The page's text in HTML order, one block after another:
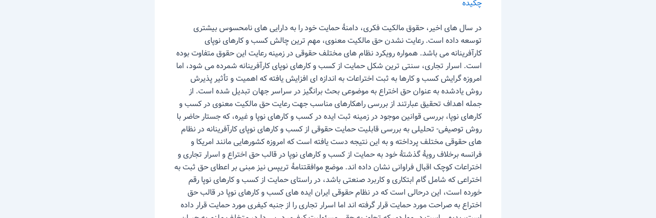
چکیده
در سال های اخیر، حقوق مالکیت فکری، دامنۀ حمایت خود را به دارایی های نامحسوس بیشتری
توسعه داده است. رعایت نشدن حق مالکیت معنوی، مهم ترین چالش کسب و کارهای نوپای
کارآفرینانه می باشد. همواره رویکرد نظام های مختلف حقوقی در زمینه رعایت این حقوق متفاوت بوده
است. اسرار تجاری، سنتی ترین شکل حمایت از کسب و کارهای نوپای کارآفرینانه شمرده می شود، اما
امروزه گرایش کسب و کارها به ثبت اختراعات به اندازه ای افزایش یافته که اهمیت و تأثیر پذیرش
روش یادشده به عنوان حق اختراع به موضوعی بحث برانگیز در سراسر جهان تبدیل شده است. از
جمله اهداف تحقیق عبارتند از بررسی راهکارهای مناسب جهت رعایت حق مالکیت معنوی در کسب و
کارهای نوپا، بررسی قوانین موجود در زمینه ثبت ایده در کسب و کارهای نوپا و غیره، که جستار حاضر با
روش توصیفی- تحلیلی به بررسی قابلیت حمایت حقوقی از کسب و کارهای نوپای کارآفرینانه در نظام
های حقوقی مختلف پرداخته و به این نتیجه دست یافته است که امروزه کشورهایی مانند امریکا و
فرانسه برخلاف رویۀ گذشتۀ خود به حمایت از کسب و کارهای نوپا در قالب حق اختراع و اسرار تجاری و
اختراعات کوچک اقبال فراوانی نشان داده اند. موضع موافقتنامۀ تریپس نیز مبنی بر اعطای حق ثبت به
اختراعی که شامل گام ابتکاری و کاربرد صنعتی باشد، در راستای حمایت از کسب و کارهای نوپا رقم
خورده است، این درحالی است که در نظام حقوقی ایران ایده های کسب و کارهای نوپا در قالب حق
اختراع به صراحت مورد حمایت قرار گرفته اند اما اسرار تجاری را از جنبه کیفری مورد حمایت قرار داده